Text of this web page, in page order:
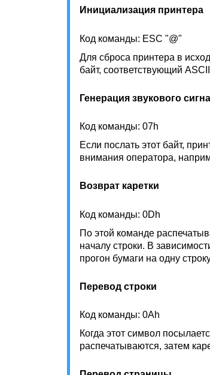
Инициализация принтера
Код команды: ESC "@"
Для сброса принтера в
байт, соответствующий
Генерация звукового
Код команды: 07h
Если послать этот байт,
внимания оператора,
Возврат каретки
Код команды: 0Dh
По этой команде
началу строки. В
прогон бумаги на одну
Перевод строки
Код команды: 0Ah
Когда этот символ
распечатываются, затем